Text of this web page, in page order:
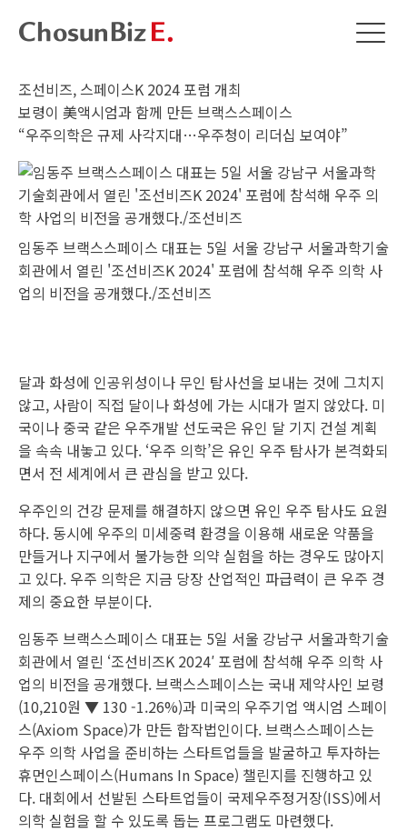
조선비즈, 스페이스K 2024 포럼 개최
보령이 美액시엄과 함께 만든 브랙스스페이스
“우주의학은 규제 사각지대…우주청이 리더십 보여야”
임동주 브랙스스페이스 대표는 5일 서울 강남구 서울과학기술
회관에서 열린 '조선비즈K 2024' 포럼에 참석해 우주 의학 사
업의 비전을 공개했다./조선비즈
달과 화성에 인공위성이나 무인 탐사선을 보내는 것에 그치지
않고, 사람이 직접 달이나 화성에 가는 시대가 멀지 않았다. 미
국이나 중국 같은 우주개발 선도국은 유인 달 기지 건설 계획
을 속속 내놓고 있다. ‘우주 의학’은 유인 우주 탐사가 본격화되
면서 전 세계에서 큰 관심을 받고 있다.
우주인의 건강 문제를 해결하지 않으면 유인 우주 탐사도 요원
하다. 동시에 우주의 미세중력 환경을 이용해 새로운 약품을
만들거나 지구에서 불가능한 의약 실험을 하는 경우도 많아지
고 있다. 우주 의학은 지금 당장 산업적인 파급력이 큰 우주 경
제의 중요한 부분이다.
임동주 브랙스스페이스 대표는 5일 서울 강남구 서울과학기술
회관에서 열린 ‘조선비즈K 2024′ 포럼에 참석해 우주 의학 사
업의 비전을 공개했다. 브랙스스페이스는 국내 제약사인 보령
(10,210원 ▼ 130 -1.26%)과 미국의 우주기업 액시엄 스페이
스(Axiom Space)가 만든 합작법인이다. 브랙스스페이스는
우주 의학 사업을 준비하는 스타트업들을 발굴하고 투자하는
휴먼인스페이스(Humans In Space) 챌린지를 진행하고 있
다. 대회에서 선발된 스타트업들이 국제우주정거장(ISS)에서
의학 실험을 할 수 있도록 돕는 프로그램도 마련했다.